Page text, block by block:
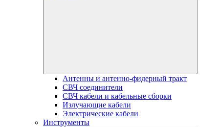
Антенны и антенно-фидерный тракт
СВЧ соединители
СВЧ кабели и кабельные сборки
Излучающие кабели
Электрические кабели
Инструменты